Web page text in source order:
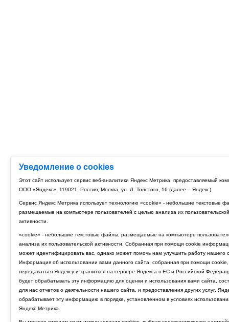
Уведомление о cookies
Этот сайт использует сервис веб-аналитики Яндекс Метрика, предоставляемый
ООО «Яндекс», 119021, Россия, Москва, ул. Л. Толстого, 16 (далее – Яндекс)
Сервис Яндекс Метрика использует технологию «cookie» - небольшие текстовые
размещаемые на компьютере пользователей с целью анализа их пользовательской
активности.
«cookie» - небольшие текстовые файлы, размещаемые на компьютере
анализа их пользовательской активности. Собранная при помощи cookie
может идентифицировать вас, однако может помочь нам улучшить работу нашего
Информация об использовании вами данного сайта, собранная при помощи cookie,
передаваться Яндексу и храниться на сервере Яндекса в ЕС и Российской
будет обрабатывать эту информацию для оценки и использования вами сайта,
для нас отчетов о деятельности нашего сайта, и предоставления других услуг.
обрабатывает эту информацию в порядке, установленном в условиях
Яндекс Метрика.